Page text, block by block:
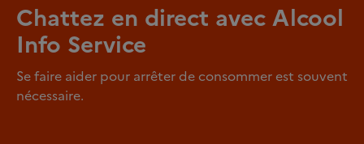
Chattez en direct avec Alcool
Info Service
Se faire aider pour arrêter de consommer est souvent
nécessaire.